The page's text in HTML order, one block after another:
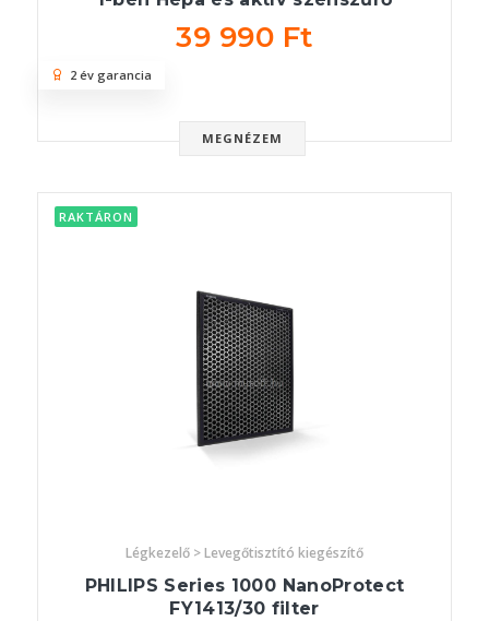
39 990 Ft
MEGNÉZEM
2 év garancia
RAKTÁRON
Légkezelő > Levegőtisztító kiegészítő
PHILIPS Series 1000 NanoProtect
FY1413/30 filter